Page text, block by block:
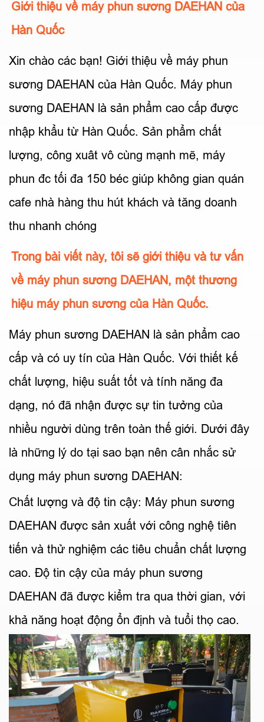
Giới thiệu về máy phun sương DAEHAN của
Hàn Quốc
Xin chào các bạn! Giới thiệu về máy phun
sương DAEHAN của Hàn Quốc. Máy phun
sương DAEHAN là sản phẩm cao cấp được
nhập khẩu từ Hàn Quốc. Sản phẩm chất
lượng, công xuât vô cùng mạnh mẽ, máy
phun đc tối đa 150 béc giúp không gian quán
cafe nhà hàng thu hút khách và tăng doanh
thu nhanh chóng
Trong bài viết này, tôi sẽ giới thiệu và tư vấn
về máy phun sương DAEHAN, một thương
hiệu máy phun sương của Hàn Quốc.
Máy phun sương DAEHAN là sản phẩm cao
cấp và có uy tín của Hàn Quốc. Với thiết kế
chất lượng, hiệu suất tốt và tính năng đa
dạng, nó đã nhận được sự tin tưởng của
nhiều người dùng trên toàn thế giới. Dưới đây
là những lý do tại sao bạn nên cân nhắc sử
dụng máy phun sương DAEHAN:
Chất lượng và độ tin cậy: Máy phun sương
DAEHAN được sản xuất với công nghệ tiên
tiến và thử nghiệm các tiêu chuẩn chất lượng
cao. Độ tin cậy của máy phun sương
DAEHAN đã được kiểm tra qua thời gian, với
khả năng hoạt động ổn định và tuổi thọ cao.